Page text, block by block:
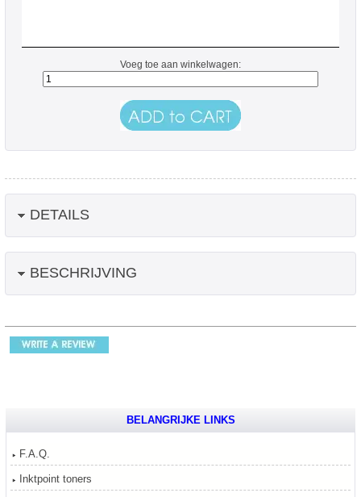
DETAILS
BESCHRIJVING
BELANGRIJKE LINKS
F.A.Q.
Inktpoint toners